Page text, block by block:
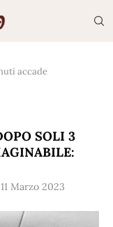
accade
SOLI 3
11 Marzo 2023